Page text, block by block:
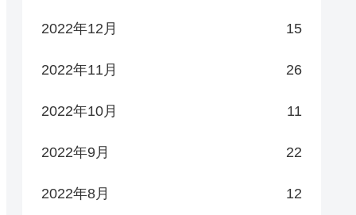
2022年12月 15
2022年11月 26
2022年10月 11
2022年9月 22
2022年8月 12